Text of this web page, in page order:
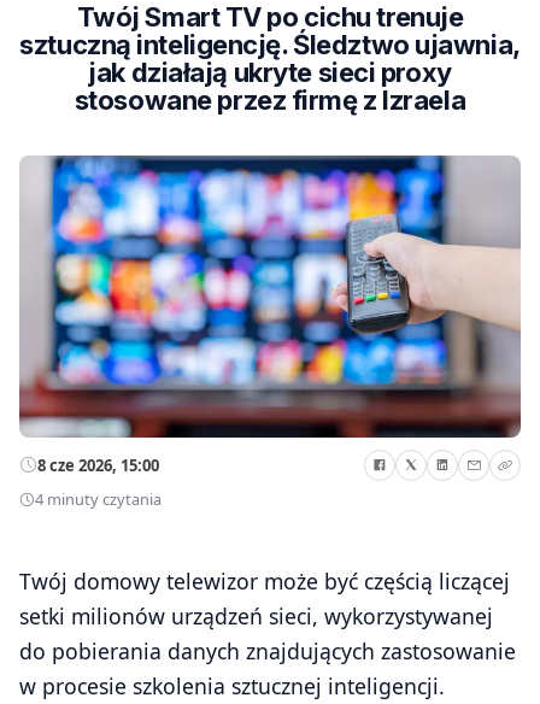
Twój Smart TV po cichu trenuje
sztuczną inteligencję. Śledztwo ujawnia,
jak działają ukryte sieci proxy
stosowane przez firmę z Izraela
8 cze 2026, 15:00
4 minuty czytania
Twój domowy telewizor może być częścią liczącej
setki milionów urządzeń sieci, wykorzystywanej
do pobierania danych znajdujących zastosowanie
w procesie szkolenia sztucznej inteligencji.